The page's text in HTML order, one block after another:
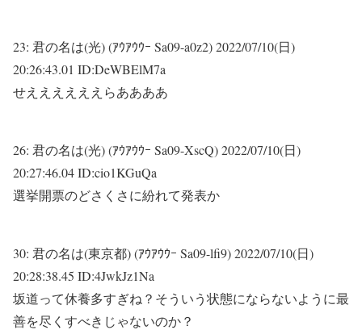
23: 君の名は(光) (ｱｳｱｳｳｰ Sa09-a0z2)2022/07/10(日)
20:26:43.01 ID:DeWBElM7a
せええええええらああああ
26: 君の名は(光) (ｱｳｱｳｳｰ Sa09-XscQ)2022/07/10(日)
20:27:46.04 ID:cio1KGuQa
選挙開票のどさくさに紛れて発表か
30: 君の名は(東京都) (ｱｳｱｳｳｰ Sa09-lfi9)2022/07/10(日)
20:28:38.45 ID:4JwkJz1Na
坂道って休養多すぎね？そういう状態にならないように最
善を尽くすべきじゃないのか？